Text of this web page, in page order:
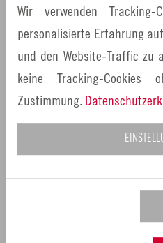
Forum Klimaschutz und
Metropolregion Nürnberg im
Müller / Regierung von
Wir verwenden
personalisierte Erfahrung
und den Website-Traffic zu
keine Tracking-Cookies
Zustimmung.